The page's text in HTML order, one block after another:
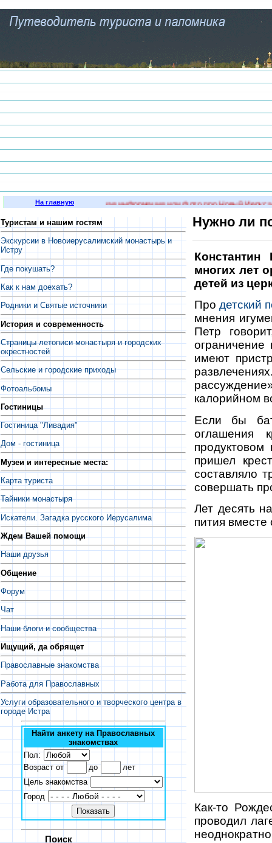
На главную
интересная историческая информация или фото про Новый
Туристам и нашим гостям
Экскурсии в Новоиерусалимский монастырь и
Истру
Где покушать?
Как к нам доехать?
Родники и Святые источники
История и современность
Страницы летописи монастыря и городских
окрестностей
Сельские и городские приходы
Фотоальбомы
Гостиницы
Гостиница "Ливадия"
Дом - гостиница
Музеи и интересные места:
Карта туриста
Тайники монастыря
Искатели. Загадка русского Иерусалима
Ждем Вашей помощи
Наши друзья
Общение
Форум
Чат
Наши блоги и сообщества
Ищущий, да обрящет
Православные знакомства
Работа для Православных
Услуги образовательного и творческого центра в
городе Истра
Найти анкету на Православных
знакомствах
Пол:
Возраст от
до
лет
Цель знакомства
Город
Поиск
Нужно ли
многих лет
детей из
Про детский
мнения
Петр
имеют
калорийном
Если бы
оглашения
пришел
составляло
совершать
Лет десять
пития
Как-то
проводил